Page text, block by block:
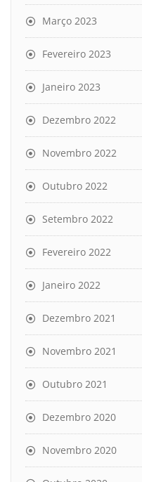
Março 2023
Fevereiro 2023
Janeiro 2023
Dezembro 2022
Novembro 2022
Outubro 2022
Setembro 2022
Fevereiro 2022
Janeiro 2022
Dezembro 2021
Novembro 2021
Outubro 2021
Dezembro 2020
Novembro 2020